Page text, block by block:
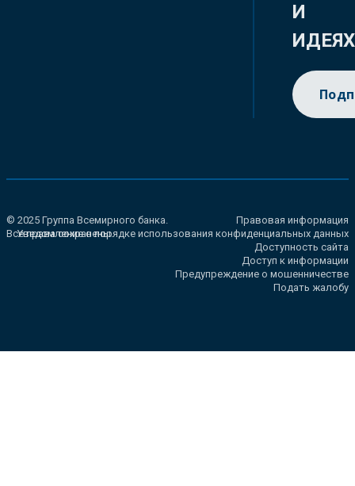
И
ИДЕЯХ
© 2025 Группа Всемирного банка.
Все права сохранены.
Правовая информация
Уведомление о порядке использования конфиденциальных данных
Доступность сайта
Доступ к информации
Предупреждение о мошенничестве
Подать жалобу